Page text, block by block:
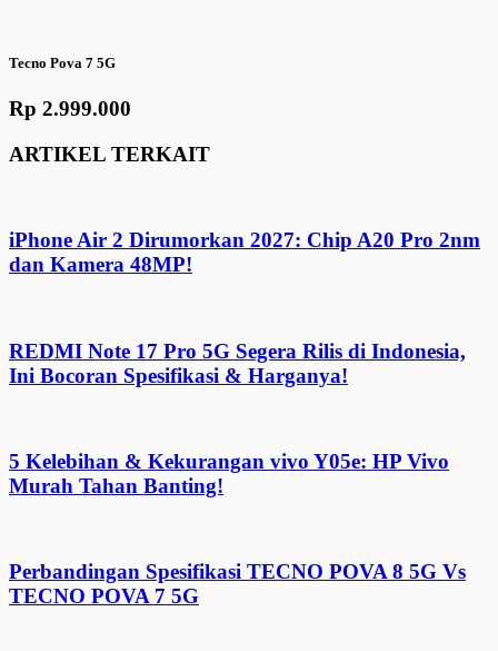
Tecno Pova 7 5G
Rp 2.999.000
ARTIKEL TERKAIT
iPhone Air 2 Dirumorkan 2027: Chip A20 Pro 2nm
dan Kamera 48MP!
REDMI Note 17 Pro 5G Segera Rilis di Indonesia,
Ini Bocoran Spesifikasi & Harganya!
5 Kelebihan & Kekurangan vivo Y05e: HP Vivo
Murah Tahan Banting!
Perbandingan Spesifikasi TECNO POVA 8 5G Vs
TECNO POVA 7 5G